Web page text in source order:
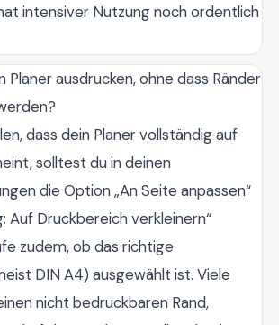
intensiver Nutzung noch ordentlich
Planer ausdrucken, ohne dass Ränder
dass dein Planer vollständig auf
solltest du in deinen
die Option „An Seite anpassen“
Auf Druckbereich verkleinern“
zudem, ob das richtige
DIN A4) ausgewählt ist. Viele
nicht bedruckbaren Rand,